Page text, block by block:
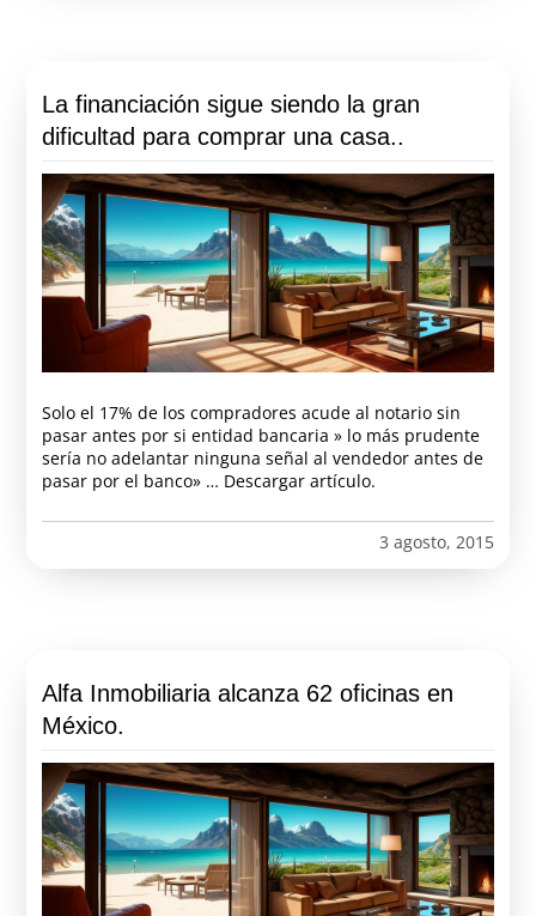
La financiación sigue siendo la gran
dificultad para comprar una casa..
Solo el 17% de los compradores acude al notario sin
pasar antes por si entidad bancaria » lo más prudente
sería no adelantar ninguna señal al vendedor antes de
pasar por el banco» … Descargar artículo.
3 agosto, 2015
Alfa Inmobiliaria alcanza 62 oficinas en
México.